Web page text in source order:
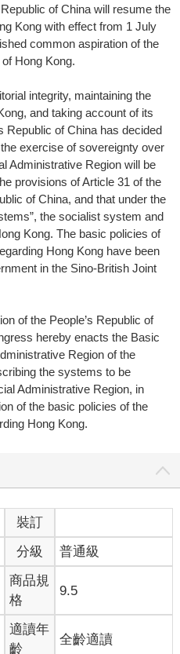
of China will resume the
Kong with effect from 1 July
common aspiration of the
Hong Kong.
integrity, maintaining the
and taking account of its
Republic of China has decided
exercise of sovereignty over
Administrative Region will be
provisions of Article 31 of the
of China, and that under the
the socialist system and
Kong. The basic policies of
Hong Kong have been
in the Sino-British Joint
of the People’s Republic of
hereby enacts the Basic
Region of the
the systems to be
Administrative Region, in
of the basic policies of the
Hong Kong.
裝訂
分級 普通級
商品規
格
9.5
適讀年
齡
全齡適讀